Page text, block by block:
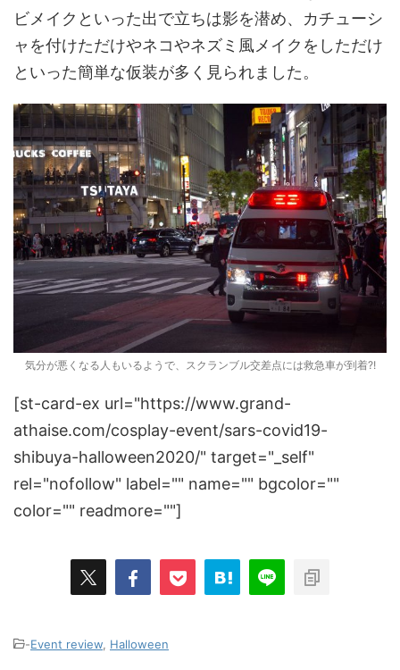
ビメイクといった出で立ちは影を潜め、カチューシ
ャを付けただけやネコやネズミ風メイクをしただけ
といった簡単な仮装が多く見られました。
気分が悪くなる人もいるようで、スクランブル交差点には救急車が到着?!
[st-card-ex url="https://www.grand-
athaise.com/cosplay-event/sars-covid19-
shibuya-halloween2020/" target="_self"
rel="nofollow" label="" name="" bgcolor=""
color="" readmore=""]
-Event review Halloween